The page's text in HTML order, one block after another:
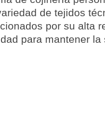
de tejidos
por su alta
para mantener la